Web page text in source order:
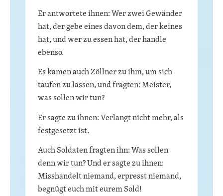
Er antwortete ihnen: Wer zwei Gewänder
hat, der gebe eines davon dem, der keines
hat, und wer zu essen hat, der handle
ebenso.
Es kamen auch Zöllner zu ihm, um sich
taufen zu lassen, und fragten: Meister,
was sollen wir tun?
Er sagte zu ihnen: Verlangt nicht mehr, als
festgesetzt ist.
Auch Soldaten fragten ihn: Was sollen
denn wir tun? Und er sagte zu ihnen:
Misshandelt niemand, erpresst niemand,
begnügt euch mit eurem Sold!